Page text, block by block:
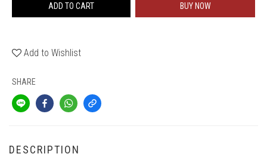
ADD TO CART BUY NOW
Add to Wishlist
SHARE
DESCRIPTION